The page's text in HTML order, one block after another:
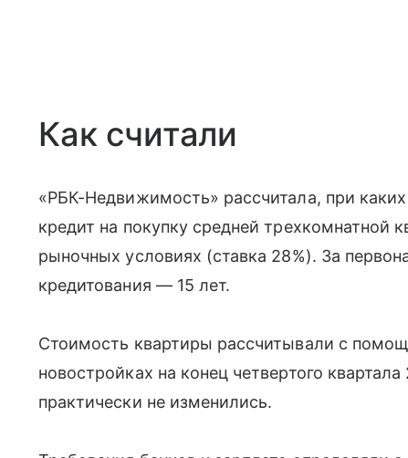
Как считали
«РБК-Недвижимость» рассчитала, при
кредит на покупку средней трехкомнатной
рыночных условиях (ставка 28%). За
кредитования — 15 лет.
Стоимость квартиры рассчитывали с
новостройках на конец четвертого
практически не изменились.